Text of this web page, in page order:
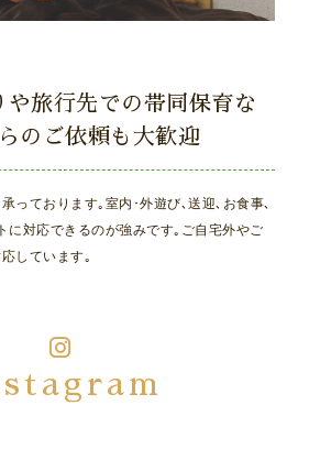
や旅行先での帯同保育な
のご依頼も大歓迎
っております｡室内･外遊び､送迎､お食事､
に対応できるのが強みです｡ご自宅外やご
しています｡